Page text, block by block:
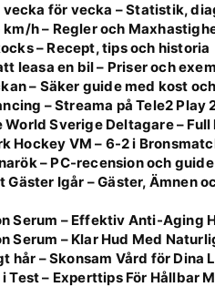
för vecka – Statistik,
h – Regler och
– Recept, tips och historia
leasa en bil – Priser och
– Säker guide med kost
– Streama på Tele2 Play
World Sverige Deltagare –
Hockey VM – 6-2 i
– PC-recension och guide
Igår – Gäster, Ämnen
Serum – Effektiv Anti-Aging
Serum – Klar Hud Med
hår – Skonsam Vård för Dina
Test – Experttips För Hållbar